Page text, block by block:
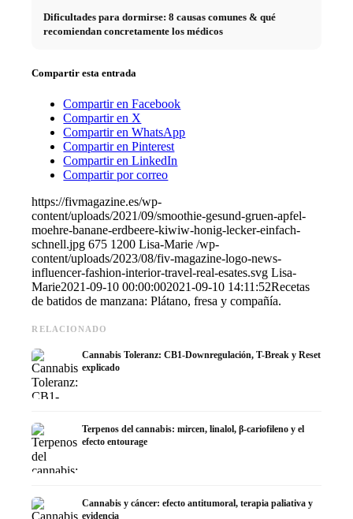
Dificultades para dormirse: 8 causas comunes & qué
recomiendan concretamente los médicos
Compartir esta entrada
Compartir en Facebook
Compartir en X
Compartir en WhatsApp
Compartir en Pinterest
Compartir en LinkedIn
Compartir por correo
https://fivmagazine.es/wp-
content/uploads/2021/09/smoothie-gesund-gruen-apfel-
moehre-banane-erdbeere-kiwiw-honig-lecker-einfach-
schnell.jpg 675 1200 Lisa-Marie /wp-
content/uploads/2023/08/fiv-magazine-logo-news-
influencer-fashion-interior-travel-real-esates.svg Lisa-
Marie2021-09-10 00:00:002021-09-10 14:11:52Recetas
de batidos de manzana: Plátano, fresa y compañía.
RELACIONADO
Cannabis Toleranz: CB1-Downregulación, T-Break y Reset
explicado
Terpenos del cannabis: mircen, linalol, β-cariofileno y el
efecto entourage
Cannabis y cáncer: efecto antitumoral, terapia paliativa y
evidencia